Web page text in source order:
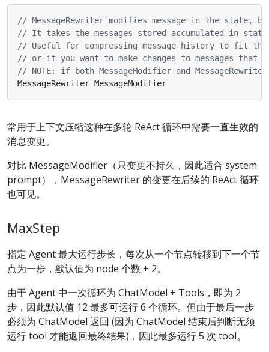
// MessageRewriter modifies message in the state,
// It takes the messages stored accumulated in
// Useful for compressing message history to fit the
// or if you want to make changes to messages
// NOTE: if both MessageModifier and
MessageRewriter MessageModifier
常用于上下文压缩这种在多轮 ReAct 循环中需要一直生效的
消息变更。
对比 MessageModifier（只变更不持久，因此适合 system
prompt），MessageRewriter 的变更在后续的 ReAct 循环
也可见。
MaxStep
指定 Agent 最大运行步长，每次从一个节点转移到下一个节
点为一步，默认值为 node 个数 + 2。
由于 Agent 中一次循环为 ChatModel + Tools，即为 2
步，因此默认值 12 最多可运行 6 个循环。但由于最后一步
必须为 ChatModel 返回 (因为 ChatModel 结束后判断无须
运行 tool 才能返回最终结果)，因此最多运行 5 次 tool。